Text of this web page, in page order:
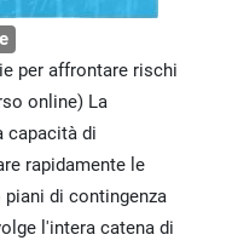
per affrontare rischi
online) La
capacità di
rapidamente le
di contingenza
l'intera catena di